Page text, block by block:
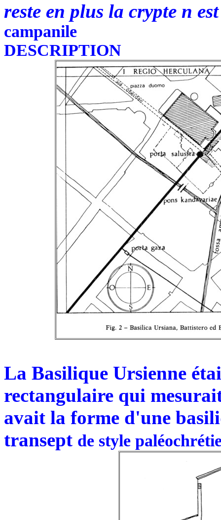
reste en plus la crypte n
campanile
DESCRIPTION
La Basilique Ursienne
rectangulaire qui
avait la forme d'une
transept de style